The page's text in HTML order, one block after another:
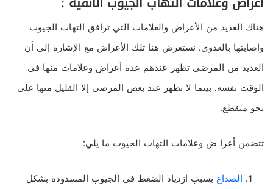
هناك العديد من الأعراض والعلامات التي ترافق التهاب الجيوب
وإصابتها بالعدوى. نستعرض هنا تلك الأعراض مع الإشارة إلى أن
العديد من المرضى تظهر عندهم عدة أعراض وعلامات منها في
الوقت نفسه. بينما لا تظهر عند بعض المرضى إلا القليل منها على
نحو متقطع.
تتضمن أعرا ض وعلامات التهاب الجيوب ما يلي:
الصداع بسبب ازدياد الضغط في الجيوب المسدودة بشكل